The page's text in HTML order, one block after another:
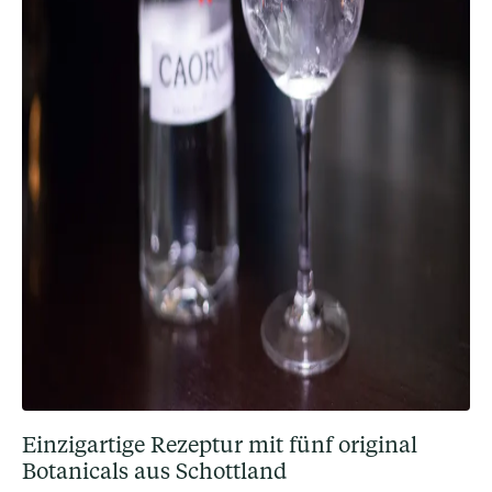
Einzigartige Rezeptur mit fünf original
Botanicals aus Schottland